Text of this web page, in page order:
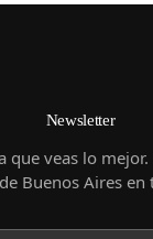
Newsletter
que veas lo
Buenos Aires en